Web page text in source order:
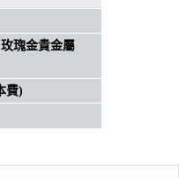
瑰金貴金屬
費)